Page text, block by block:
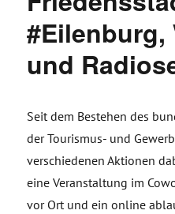
#Eilenburg,
und
Seit dem Bestehen des
der Tourismus- und
verschiedenen Aktionen
eine Veranstaltung im
vor Ort und ein online